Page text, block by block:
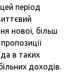
період
нової, більш
в таких
доходів.